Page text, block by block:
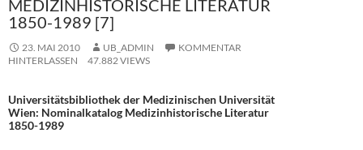
MEDIZINHISTORISCHE LITERATUR
1850-1989 [7]
23. MAI 2010 UB_ADMIN
KOMMENTAR
HINTERLASSEN
47.882 VIEWS
Universitätsbibliothek der Medizinischen Universität
Wien: Nominalkatalog Medizinhistorische Literatur
1850-1989